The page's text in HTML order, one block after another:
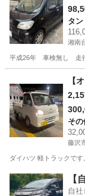
タン
湘南
平成26年 車検無し 走行
【
その
藤沢
ダイハツ 軽トラックで
神奈川 藤沢市 【
自